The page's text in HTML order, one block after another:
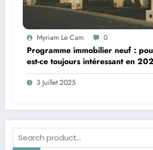
Myriam Le Cam 0
Programme immobilier neuf :
est-ce toujours intéressant en
3 Juillet 2025